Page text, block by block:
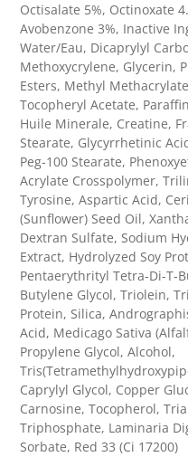
Octisalate 5%, Octinoxate
Avobenzone 3%, Inactive
Water/Eau, Dicaprylyl
Methoxycrylene, Glycerin,
Esters, Methyl
Tocopheryl Acetate,
Huile Minerale, Creatine,
Stearate, Glycyrrhetinic
Peg-100 Stearate,
Acrylate Crosspolymer,
Tyrosine, Aspartic Acid,
(Sunflower) Seed Oil,
Dextran Sulfate, Sodium
Extract, Hydrolyzed Soy
Pentaerythrityl Tetra-Di-T-
Butylene Glycol, Triolein,
Protein, Silica,
Acid, Medicago Sativa
Propylene Glycol, Alcohol,
Caprylyl Glycol, Copper
Carnosine, Tocopherol,
Triphosphate, Laminaria
Sorbate, Red 33 (Ci 17200)